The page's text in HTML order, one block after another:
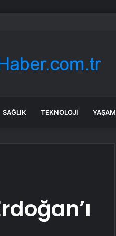
Başaran’a tutuklama talebi
SAĞLIK TEKNOLOJI YAŞAM